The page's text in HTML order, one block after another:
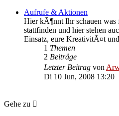
Aufrufe & Aktionen
Hier kÃ¶nnt Ihr schauen
stattfinden und hier stehen
Einsatz, eure KreativitÃ¤t
1 Themen
2 Beiträge
Letzter Beitrag von
Di 10 Jun, 2008 13:20
Gehe zu